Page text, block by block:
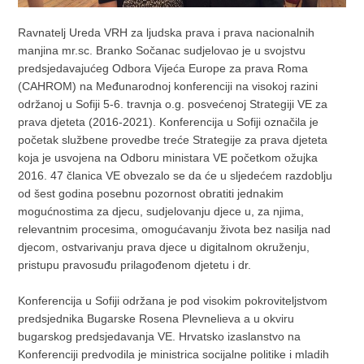
Ravnatelj Ureda VRH za ljudska prava i prava nacionalnih
manjina mr.sc. Branko Sočanac sudjelovao je u svojstvu
predsjedavajućeg Odbora Vijeća Europe za prava Roma
(CAHROM) na Međunarodnoj konferenciji na visokoj razini
održanoj u Sofiji 5-6. travnja o.g. posvećenoj Strategiji VE za
prava djeteta (2016-2021). Konferencija u Sofiji označila je
početak službene provedbe treće Strategije za prava djeteta
koja je usvojena na Odboru ministara VE početkom ožujka
2016. 47 članica VE obvezalo se da će u sljedećem razdoblju
od šest godina posebnu pozornost obratiti jednakim
mogućnostima za djecu, sudjelovanju djece u, za njima,
relevantnim procesima, omogućavanju života bez nasilja nad
djecom, ostvarivanju prava djece u digitalnom okruženju,
pristupu pravosuđu prilagođenom djetetu i dr.
Konferencija u Sofiji održana je pod visokim pokroviteljstvom
predsjednika Bugarske Rosena Plevnelieva a u okviru
bugarskog predsjedavanja VE. Hrvatsko izaslanstvo na
Konferenciji predvodila je ministrica socijalne politike i mladih